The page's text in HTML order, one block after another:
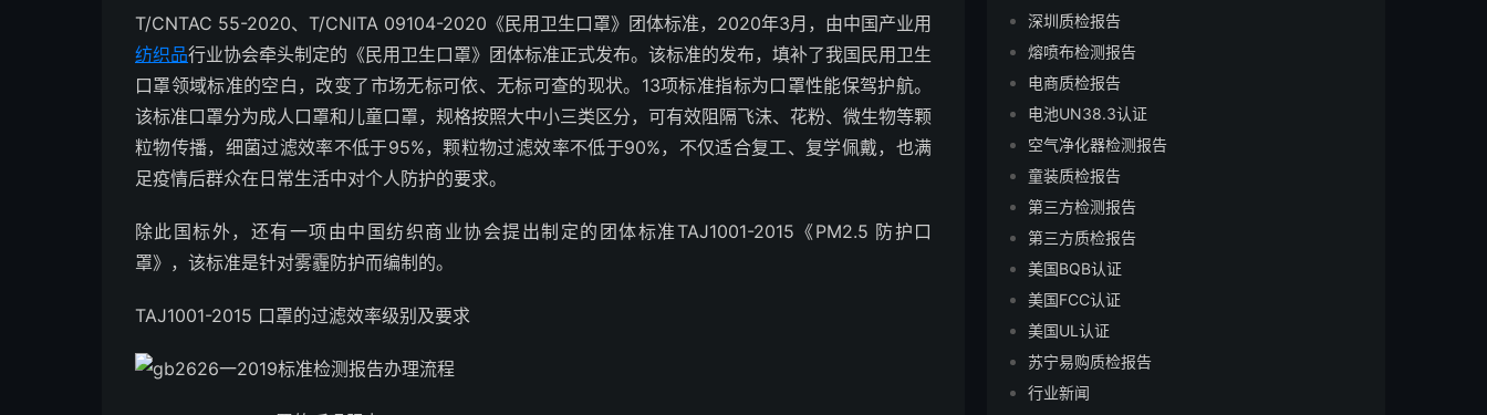
T/CNTAC 55-2020、T/CNITA 09104-2020《民用卫生口罩》团体标准，2020年3月，由中国产业用
纺织品行业协会牵头制定的《民用卫生口罩》团体标准正式发布。该标准的发布，填补了我国民用卫生
口罩领域标准的空白，改变了市场无标可依、无标可查的现状。13项标准指标为口罩性能保驾护航。
该标准口罩分为成人口罩和儿童口罩，规格按照大中小三类区分，可有效阻隔飞沫、花粉、微生物等颗
粒物传播，细菌过滤效率不低于95%，颗粒物过滤效率不低于90%，不仅适合复工、复学佩戴，也满
足疫情后群众在日常生活中对个人防护的要求。
除此国标外，还有一项由中国纺织商业协会提出制定的团体标准TAJ1001-2015《PM2.5 防护口
罩》，该标准是针对雾霾防护而编制的。
TAJ1001-2015 口罩的过滤效率级别及要求
深圳质检报告
熔喷布检测报告
电商质检报告
电池UN38.3认证
空气净化器检测报告
童装质检报告
第三方检测报告
第三方质检报告
美国BQB认证
美国FCC认证
美国UL认证
苏宁易购质检报告
行业新闻